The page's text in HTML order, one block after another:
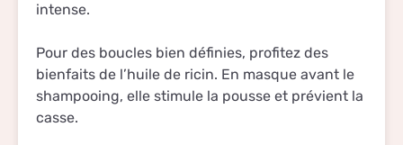
intense.
Pour des boucles bien définies, profitez des
bienfaits de l’huile de ricin. En masque avant le
shampooing, elle stimule la pousse et prévient la
casse.